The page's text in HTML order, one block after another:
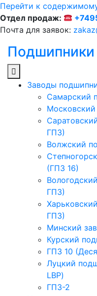
Перейти к
Отдел продаж:
Почта для заявок:
Подшипники
Заводы
Cамарский
ГПЗ)
Волжский
(ГПЗ 16)
ГПЗ)
ГПЗ)
Минский
Курский
ГПЗ 10
Луцкий
LBP)
ГПЗ-2